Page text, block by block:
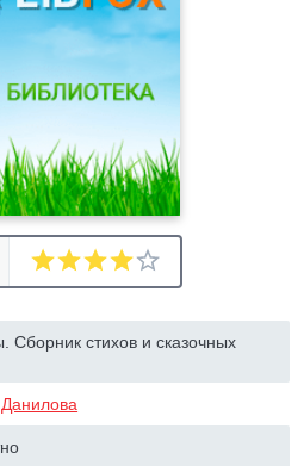
Сборник стихов и сказочных